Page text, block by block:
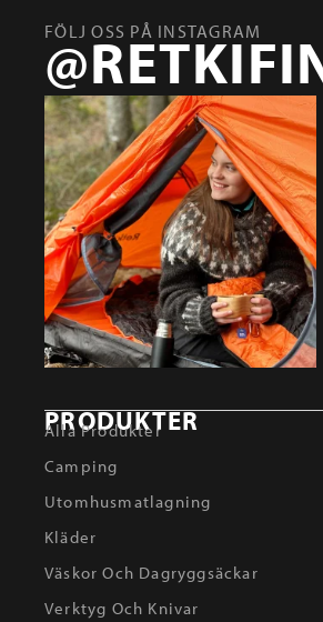
FÖLJ OSS PÅ INSTAGRAM
PRODUKTER
Alla Produkter
Camping
Utomhusmatlagning
Kläder
Väskor Och Dagryggsäckar
Verktyg Och Knivar